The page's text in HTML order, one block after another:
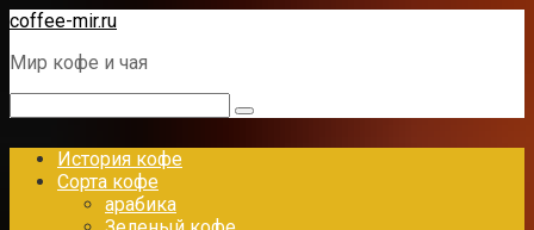
Перейти
контенту
coffee-mir.ru
Мир кофе и чая
История кофе
Сорта кофе
арабика